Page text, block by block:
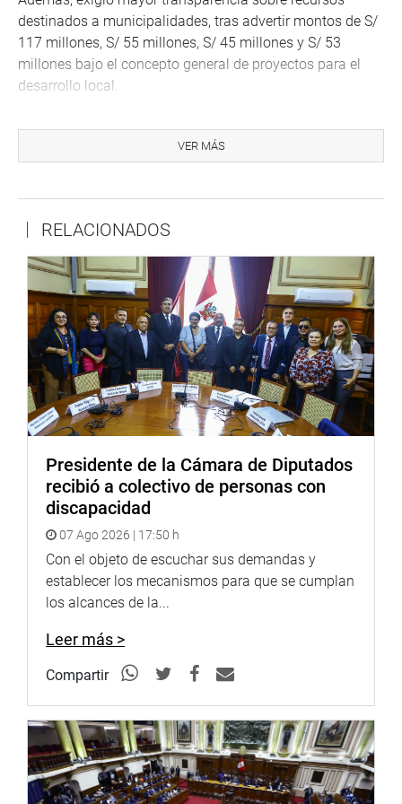
destinados a municipalidades, tras advertir montos de S/
117 millones, S/ 55 millones, S/ 45 millones y S/ 53
millones bajo el concepto general de proyectos para el
desarrollo local.
fondos financiarán puentes, colegios, escuelas u otras
obras específicas, a fin de evitar asignaciones sin
DEBATE
Durante la sesión, varios parlamentarios presentaron
propuestas para incorporar modificaciones al texto. Isaac
Mita (bancada PL) planteó cambios vinculados a la
Contraloría General de la República, con el fin de
fortalecer su capacidad operativa y exceptuarla de
determinadas restricciones presupuestarias.
Por su parte, el parlamentario Jorge Montoya (bancada
RP) solicitó una excepción para el Ministerio de Defensa
2026, con el objetivo de permitir la ejecución del 100 %
del presupuesto aprobado y garantizar la operatividad de
las Fuerzas Armadas ante emergencias.
En tanto, Alex Paredes (bancada SP) pidió incluir medidas
para el sector Educación, entre ellas el nombramiento
excepcional de docentes en 2026, el bono de S/ 250 para
administrativos de colegios y el ascenso de escala
magisterial para docentes de los ministerios de Defensa e
Interior.
En otro momento, María Acuña (bancada APP) propuso
incorporar excepciones para el Ministerio de Energía y
Minas, así como transferencias a favor de la ANIN para
atender proyectos de cierre de minas, obligaciones
incumplidas y remediación de pasivos ambientales
mineros.
VER MÁS
RELACIONADOS
Presidente de la Cámara de Diputados
recibió a colectivo de personas con
discapacidad
07 Ago 2026 | 17:50 h
Con el objeto de escuchar sus demandas y
establecer los mecanismos para que se cumplan
los alcances de la...
Leer más >
Compartir